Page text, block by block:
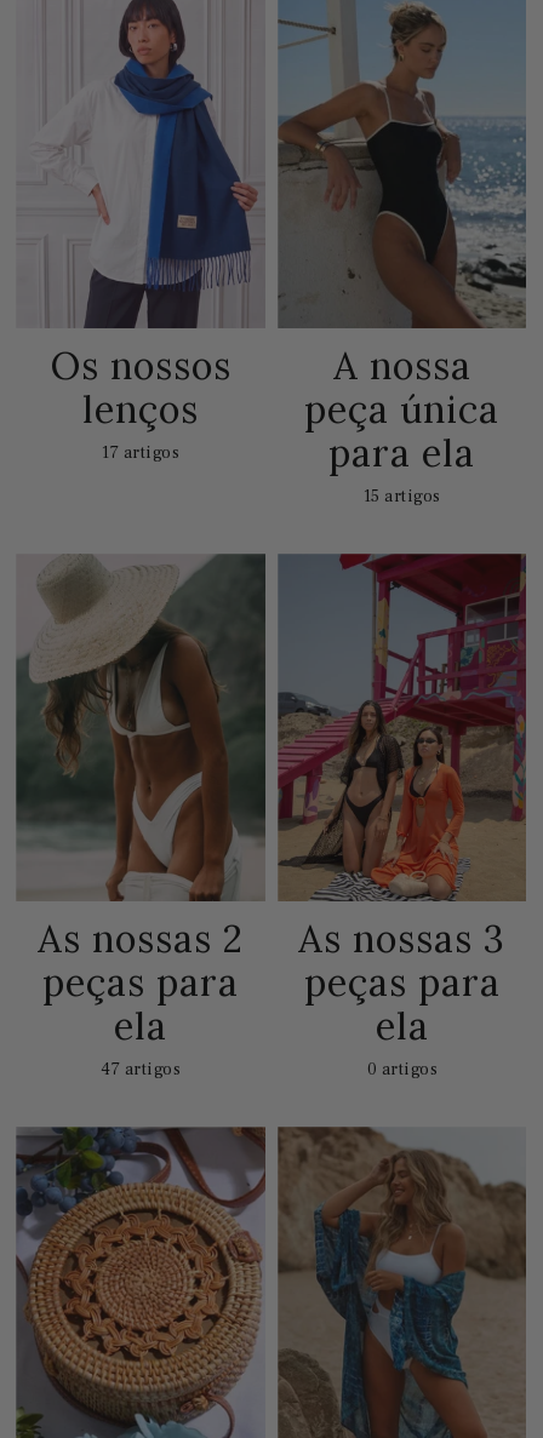
Os nossos
lenços
17 artigos
A nossa
peça única
para ela
15 artigos
As nossas 2
peças para
ela
47 artigos
As nossas 3
peças para
ela
0 artigos